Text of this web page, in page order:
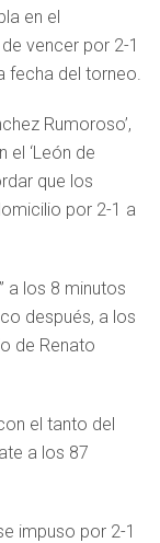
en el
vencer por 2-1
fecha del torneo.
Rumoroso’,
el ‘León de
que los
por 2-1 a
a los 8 minutos
después, a los
de Renato
el tanto del
a los 87
impuso por 2-1